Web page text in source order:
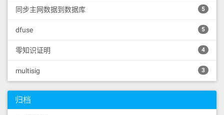
同步主网数据到数据库 5
dfuse 5
零知识证明 4
multisig 3
归档